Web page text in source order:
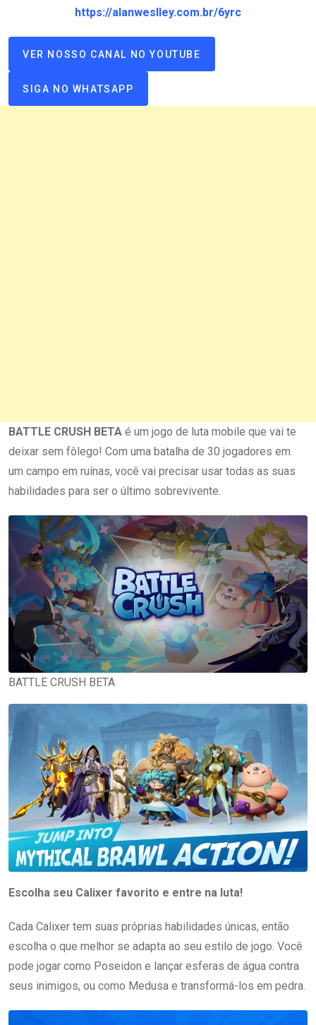
https://alanweslley.com.br/6yrc
VER NOSSO CANAL NO YOUTUBE
SIGA NO WHATSAPP
BATTLE CRUSH BETA é um jogo de luta mobile que vai te
deixar sem fôlego! Com uma batalha de 30 jogadores em
um campo em ruínas, você vai precisar usar todas as suas
habilidades para ser o último sobrevivente.
BATTLE CRUSH BETA
Escolha seu Calixer favorito e entre na luta!
Cada Calixer tem suas próprias habilidades únicas, então
escolha o que melhor se adapta ao seu estilo de jogo. Você
pode jogar como Poseidon e lançar esferas de água contra
seus inimigos, ou como Medusa e transformá-los em pedra.